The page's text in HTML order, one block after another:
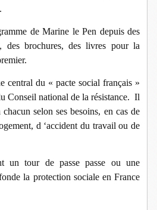
de Marine le Pen depuis des
des brochures, des livres pour la
central du « pacte social français »
Conseil national de la résistance. Il
selon ses besoins, en cas de
d ‘accident du travail ou de
un tour de passe passe ou une
la protection sociale en France